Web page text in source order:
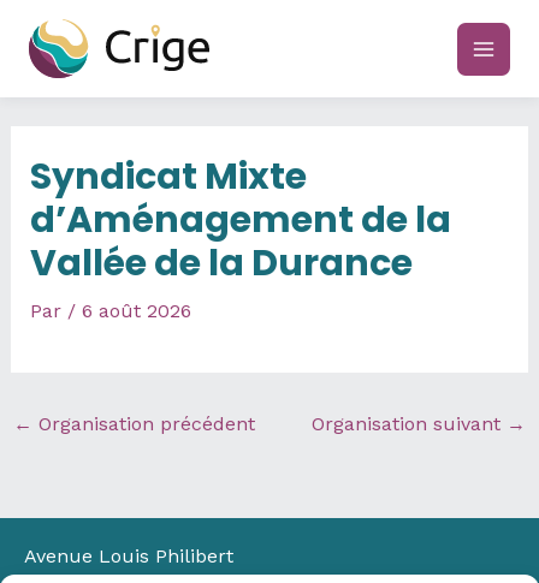
contenu
main
Syndicat Mixte
d’Aménagement de la
Vallée de la Durance
Par / 6 août 2026
← Organisation précédent Organisation suivant →
Avenue Louis Philibert